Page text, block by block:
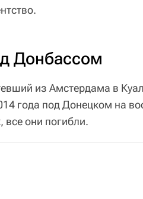
Донбассом
из Амстердама в
года под Донецком на
все они погибли.